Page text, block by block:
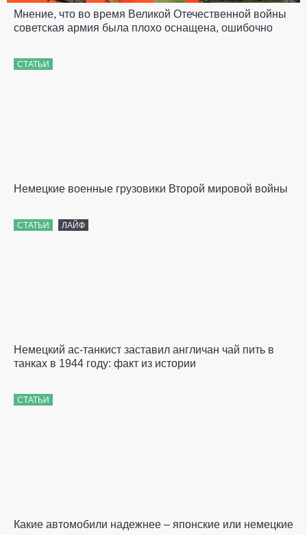
Мнение, что во время Великой Отечественной войны
советская армия была плохо оснащена, ошибочно
СТАТЬИ
Немецкие военные грузовики Второй мировой войны
СТАТЬИ ЛАЙФ
Немецкий ас-танкист заставил англичан чай пить в
танках в 1944 году: факт из истории
СТАТЬИ
Какие автомобили надежнее – японские или немецкие